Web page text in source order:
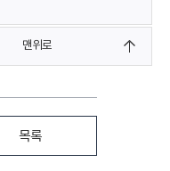
맨위로
목록